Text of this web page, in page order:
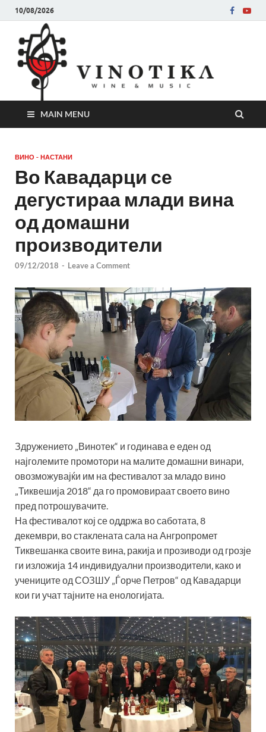
10/08/2026
MAIN MENU
ВИНО - НАСТАНИ
Во Кавадарци се
дегустираа млади вина
од домашни
производители
09/12/2018 - Leave a Comment
Здружението „Винотек“ и годинава е еден од
најголемите промотори на малите домашни винари,
овозможувајќи им на фестивалот за младо вино
„Тиквешија 2018“ да го промовираат своето вино
пред потрошувачите.
На фестивалот кој се оддржа во саботата, 8
декември, во стаклената сала на Ангропромет
Тиквешанка своите вина, ракија и прозиводи од грозје
ги изложија 14 индивидуални производители, како и
учениците од СОЗШУ „Ѓорче Петров“ од Кавадарци
кои ги учат тајните на енологијата.